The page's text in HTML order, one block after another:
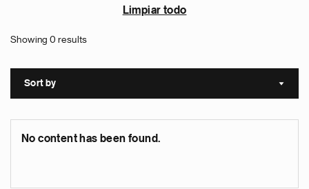
Limpiar todo
Showing 0 results
Sort by Sort
No content has been found.